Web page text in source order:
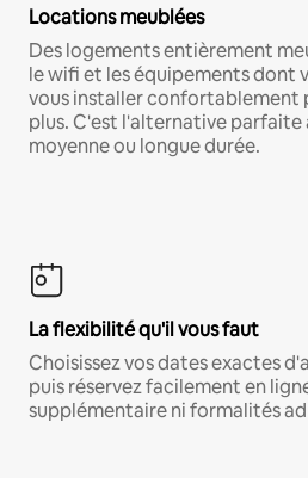
Locations meublées
Des logements entièrement
le wifi et les équipements dont
vous installer confortablement
plus. C'est l'alternative parfaite
moyenne ou longue durée.
La flexibilité qu'il vous faut
Choisissez vos dates exactes
puis réservez facilement en
supplémentaire ni formalités